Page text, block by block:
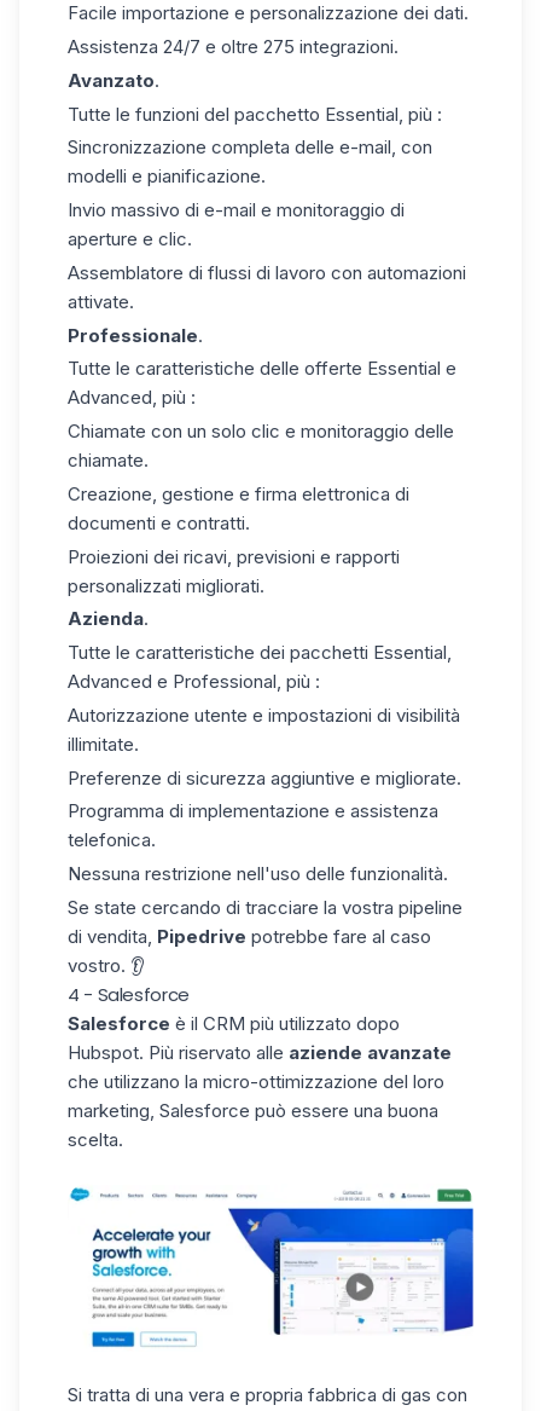
Facile importazione e personalizzazione dei dati.
Assistenza 24/7 e oltre 275 integrazioni.
Avanzato.
Tutte le funzioni del pacchetto Essential, più :
Sincronizzazione completa delle e-mail, con
modelli e pianificazione.
Invio massivo di e-mail e monitoraggio di
aperture e clic.
Assemblatore di flussi di lavoro con automazioni
attivate.
Professionale.
Tutte le caratteristiche delle offerte Essential e
Advanced, più :
Chiamate con un solo clic e monitoraggio delle
chiamate.
Creazione, gestione e firma elettronica di
documenti e contratti.
Proiezioni dei ricavi, previsioni e rapporti
personalizzati migliorati.
Azienda.
Tutte le caratteristiche dei pacchetti Essential,
Advanced e Professional, più :
Autorizzazione utente e impostazioni di visibilità
illimitate.
Preferenze di sicurezza aggiuntive e migliorate.
Programma di implementazione e assistenza
telefonica.
Nessuna restrizione nell'uso delle funzionalità.
Se state cercando di tracciare la vostra pipeline
di vendita, Pipedrive potrebbe fare al caso
vostro. 👂
4 - Salesforce
Salesforce è il CRM più utilizzato dopo
Hubspot. Più riservato alle aziende avanzate
che utilizzano la micro-ottimizzazione del loro
marketing, Salesforce può essere una buona
scelta.
Si tratta di una vera e propria fabbrica di gas con